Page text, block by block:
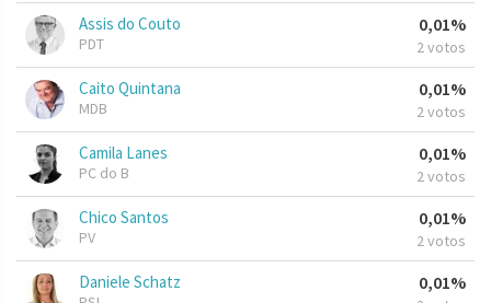
Assis do Couto
PDT
0,01%
2 votos
Caito Quintana
MDB
0,01%
2 votos
Camila Lanes
PC do B
0,01%
2 votos
Chico Santos
PV
0,01%
2 votos
Daniele Schatz 0,01%